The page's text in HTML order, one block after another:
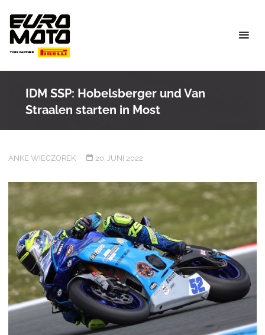
content
IDM SSP: Hobelsberger und Van
Straalen starten in Most
ANKE WIECZOREK 20. JUNI 2022